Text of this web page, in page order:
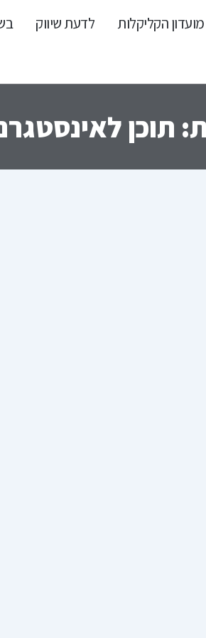
מועדון הקליקלות לדעת שיווק
תוכן